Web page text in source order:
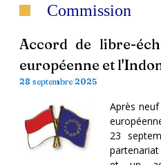
Commission
Accord de libre-
européenne et
28 septembre 2025
Après
23